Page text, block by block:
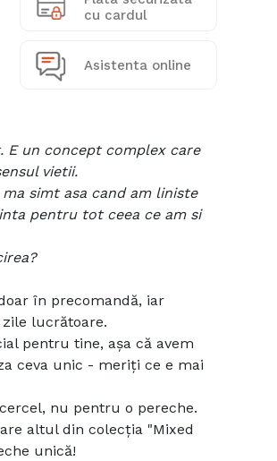
cu cardul
Asistenta online
E un concept complex care
vietii.
simt asa cand am liniste
pentru tot ceea ce am si
în precomandă, iar
lucrătoare.
pentru tine, așa că avem
ceva unic - meriți ce e mai
nu pentru o pereche.
altul din colecția "Mixed
unică!